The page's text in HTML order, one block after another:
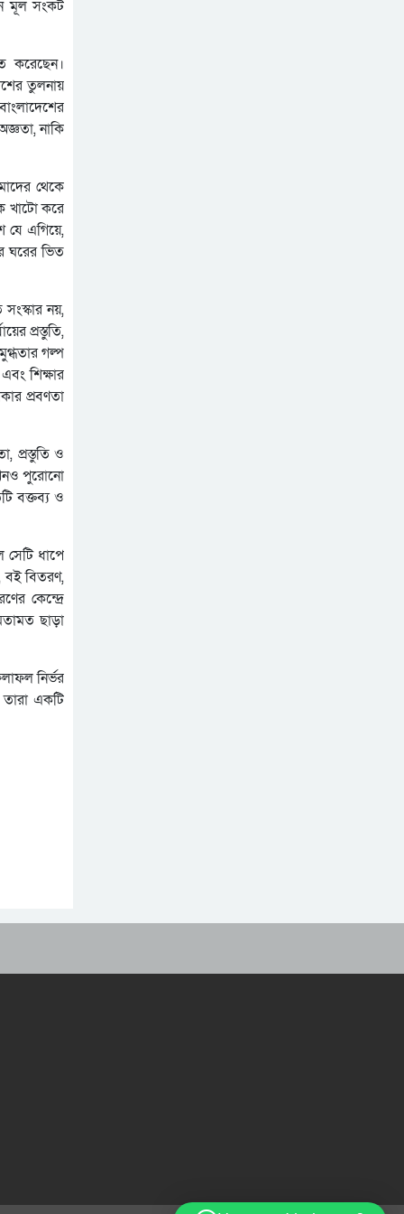
মূল সংকট
করেছেন।
তুলনায়
নাকি
থেকে
খাটো করে
যে এগিয়ে,
ঘরের ভিত
নয়,
প্রস্তুতি,
গল্প
শিক্ষার
প্রবণতা
প্রস্তুতি ও
পুরোনো
বক্তব্য ও
সেটি ধাপে
বই বিতরণ,
কেন্দ্রে
ছাড়া
নির্ভর
তারা একটি